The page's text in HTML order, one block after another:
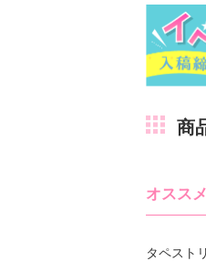
商
オスス
タペスト